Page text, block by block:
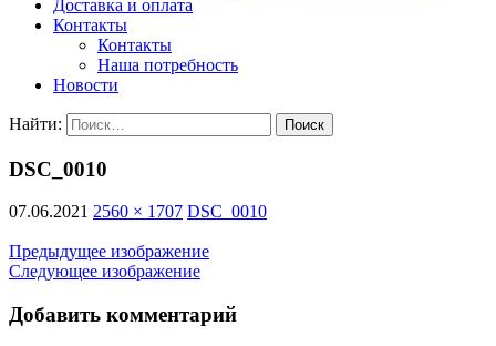
Доставка и оплата
Контакты
Контакты
Наша потребность
Новости
Найти:
DSC_0010
07.06.2021 2560 × 1707 DSC_0010
Предыдущее изображение
Следующее изображение
Добавить комментарий